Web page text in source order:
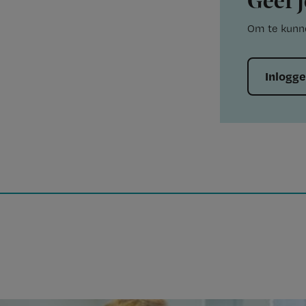
Om te